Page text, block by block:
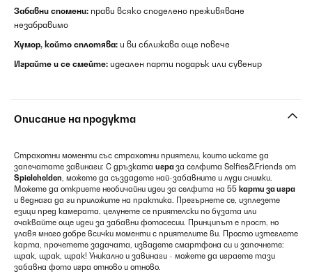
Забавни спомени: прави всяко споделено преживяване
незабравимо
Хумор, който сплотява: и ви сближава още повече
Играйте и се смейте: идеален парти подарък или сувенир
Описание на продукта
Страхотни моменти със страхотни приятели, които искате да
запечатате завинаги: С дръзката играза селфита Selfies&Friends от
Spielehelden, можете да създадете най-забавните и луди снимки.
Можете да откриете необичайни идеи за селфита на 55 карти за игра
и веднага да ги приложите на практика. Прегърнете се, изплезете
езици пред камерата, целунете се приятелски по бузата или
очаквайте още идеи за забавни фотосесии. Принципът е прост, но
улавя много добре всички моменти с приятелите ви. Просто изтеглете
карта, прочетете задачата, извадете смартфона си и започнете:
щрак, щрак, щрак! Уникално и завинаги - можете да играете тази
забавна фото игра отново и отново.